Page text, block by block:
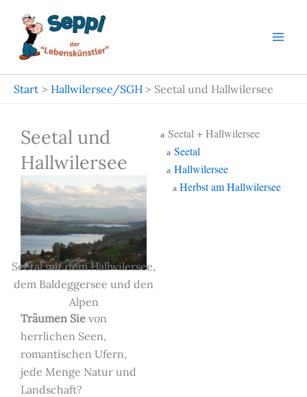
Inhalt
springen
Start Hallwilersee/SGH Seetal und Hallwilersee
Seetal und
Hallwilersee
Seetal mit dem Hallwilersee,
dem Baldeggersee und den
Alpen
Träumen Sie von
herrlichen Seen,
romantischen Ufern,
jede Menge Natur und
Landschaft?
a Seetal + Hallwilersee
a Seetal
a Hallwilersee
a Herbst am Hallwilersee